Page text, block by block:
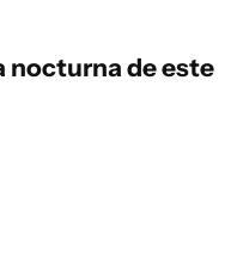
nocturna de este